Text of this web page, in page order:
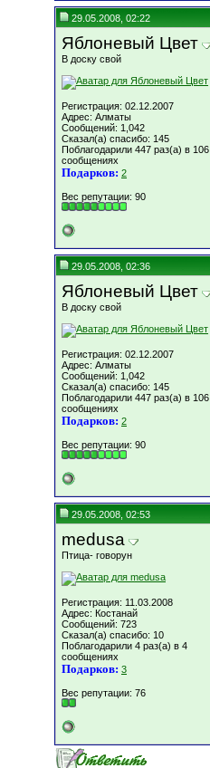
29.05.2008, 02:22
Яблоневый Цвет
В доску свой
Регистрация: 02.12.2007
Адрес: Алматы
Сообщений: 1,042
Сказал(а) спасибо: 145
Поблагодарили 447 раз(а) в 106
сообщениях
Подарков: 2
Вес репутации: 90
29.05.2008, 02:36
Яблоневый Цвет
В доску свой
Регистрация: 02.12.2007
Адрес: Алматы
Сообщений: 1,042
Сказал(а) спасибо: 145
Поблагодарили 447 раз(а) в 106
сообщениях
Подарков: 2
Вес репутации: 90
29.05.2008, 02:53
medusa
Птица- говорун
Регистрация: 11.03.2008
Адрес: Костанай
Сообщений: 723
Сказал(а) спасибо: 10
Поблагодарили 4 раз(а) в 4
сообщениях
Подарков: 3
Вес репутации: 76